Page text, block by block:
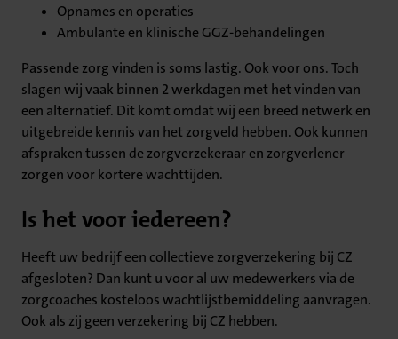
Opnames en operaties
Ambulante en klinische GGZ-behandelingen
Passende zorg vinden is soms lastig. Ook voor ons. Toch
slagen wij vaak binnen 2 werkdagen met het vinden van
een alternatief. Dit komt omdat wij een breed netwerk en
uitgebreide kennis van het zorgveld hebben. Ook kunnen
afspraken tussen de zorgverzekeraar en zorgverlener
zorgen voor kortere wachttijden.
Is het voor iedereen?
Heeft uw bedrijf een collectieve zorgverzekering bij CZ
afgesloten? Dan kunt u voor al uw medewerkers via de
zorgcoaches kosteloos wachtlijstbemiddeling aanvragen.
Ook als zij geen verzekering bij CZ hebben.